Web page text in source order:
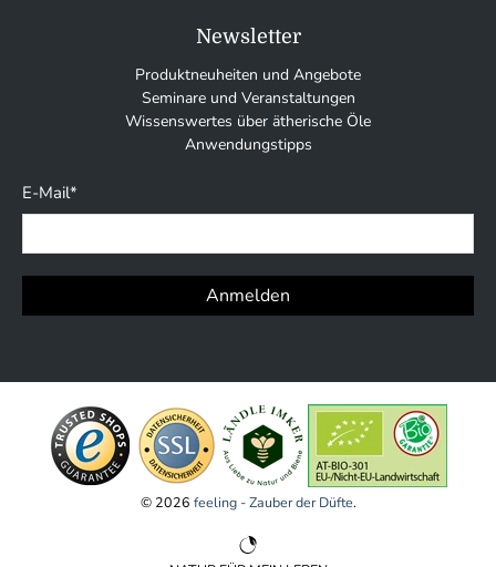
Newsletter
Produktneuheiten und Angebote
Seminare und Veranstaltungen
Wissenswertes über ätherische Öle
Anwendungstipps
E-Mail*
Anmelden
© 2026 feeling - Zauber der Düfte.